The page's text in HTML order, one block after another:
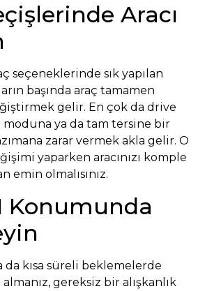
Aracı
seçeneklerinde sık yapılan
başında araç tamamen
gelir. En çok da drive
ya da tam tersine bir
zarar vermek akla gelir. O
yaparken aracınızı komple
olmalısınız.
Konumunda
da kısa süreli beklemelerde
gereksiz bir alışkanlık